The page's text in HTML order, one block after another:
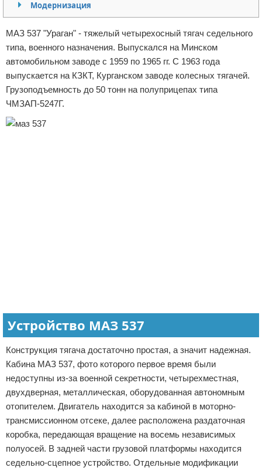
Отказ от ответственности
Модернизация
МАЗ 537 "Ураган" - тяжелый четырехосный тягач седельного
типа, военного назначения. Выпускался на Минском
автомобильном заводе с 1959 по 1965 гг. С 1963 года
выпускается на КЗКТ, Курганском заводе колесных тягачей.
Грузоподъемность до 50 тонн на полуприцепах типа
ЧМЗАП-5247Г.
Устройство МАЗ 537
Конструкция тягача достаточно простая, а значит надежная.
Кабина МАЗ 537, фото которого первое время были
недоступны из-за военной секретности, четырехместная,
двухдверная, металлическая, оборудованная автономным
отопителем. Двигатель находится за кабиной в моторно-
трансмиссионном отсеке, далее расположена раздаточная
коробка, передающая вращение на восемь независимых
полуосей. В задней части грузовой платформы находится
седельно-сцепное устройство. Отдельные модификации